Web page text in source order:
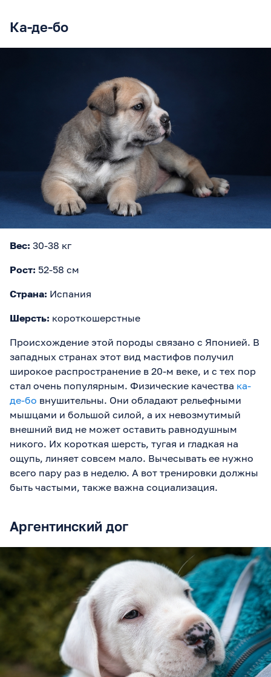
Ка-де-бо
Вес: 30-38 кг
Рост: 52-58 см
Страна: Испания
Шерсть: короткошерстные
Происхождение этой породы связано с Японией. В
западных странах этот вид мастифов получил
широкое распространение в 20-м веке, и с тех пор
стал очень популярным. Физические качества ка-
де-бо внушительны. Они обладают рельефными
мышцами и большой силой, а их невозмутимый
внешний вид не может оставить равнодушным
никого. Их короткая шерсть, тугая и гладкая на
ощупь, линяет совсем мало. Вычесывать ее нужно
всего пару раз в неделю. А вот тренировки должны
быть частыми, также важна социализация.
Аргентинский дог